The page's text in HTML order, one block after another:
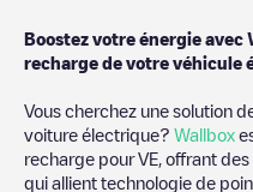
Boostez votre énergie avec
recharge de votre véhicule
Vous cherchez une solution
voiture électrique? Wallbox
recharge pour VE, offrant
qui allient technologie de